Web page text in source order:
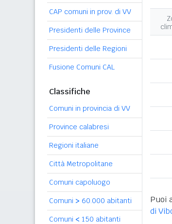
CAP comuni in prov. di VV
Presidenti delle Province
Presidenti delle Regioni
Fusione Comuni CAL
Classifiche
Comuni in provincia di VV
Province calabresi
Regioni italiane
Città Metropolitane
Comuni capoluogo
Comuni > 60.000 abitanti
Comuni < 150 abitanti
Puoi
di